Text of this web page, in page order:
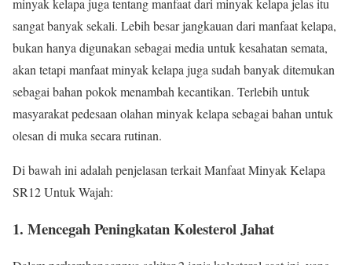
minyak kelapa juga tentang manfaat dari minyak kelapa jelas itu
sangat banyak sekali. Lebih besar jangkauan dari manfaat kelapa,
bukan hanya digunakan sebagai media untuk kesahatan semata,
akan tetapi manfaat minyak kelapa juga sudah banyak ditemukan
sebagai bahan pokok menambah kecantikan. Terlebih untuk
masyarakat pedesaan olahan minyak kelapa sebagai bahan untuk
olesan di muka secara rutinan.
Di bawah ini adalah penjelasan terkait Manfaat Minyak Kelapa
SR12 Untuk Wajah:
1. Mencegah Peningkatan Kolesterol Jahat